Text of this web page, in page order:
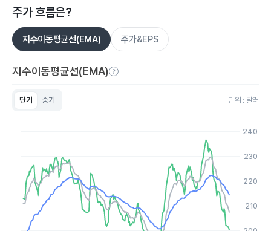
주가 흐름은?
지수이동평균선(EMA) 주가&EPS
지수이동평균선(EMA)
단기 중기 단위 : 달러
The chart has 1 X axis displaying Time. Data ranges from
The chart has 1 Y axis displaying values. Data ranges from
210
220
230
240